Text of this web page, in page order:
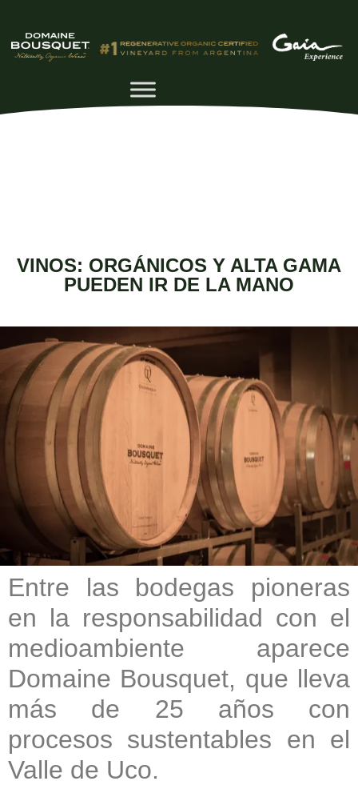
VINOS: ORGÁNICOS Y ALTA GAMA
PUEDEN IR DE LA MANO
Entre las bodegas pioneras
en la responsabilidad con el
medioambiente aparece
Domaine Bousquet, que lleva
más de 25 años con
procesos sustentables en el
Valle de Uco.